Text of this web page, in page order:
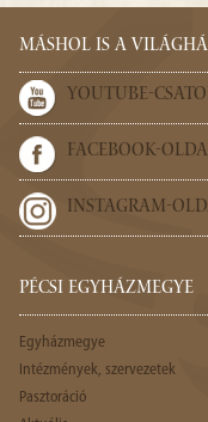
MÁSHOL IS A
YOUTUBE-
FACEBOOK-
INSTAGRAM-
PÉCSI EGYHÁZMEGYE
Egyházmegye
Intézmények, szervezetek
Pasztoráció